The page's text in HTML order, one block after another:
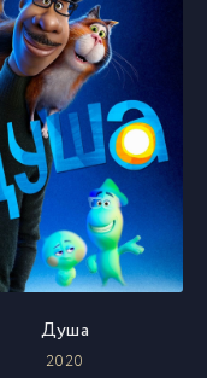
Душа
2020